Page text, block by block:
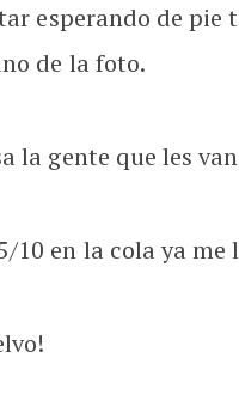
esperando de
de la foto.
la gente que les
10 en la cola ya